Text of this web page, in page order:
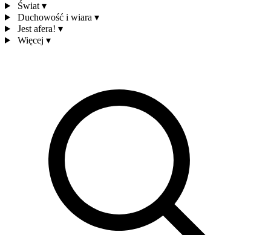
Świat ▾
Duchowość i wiara ▾
Jest afera! ▾
Więcej ▾